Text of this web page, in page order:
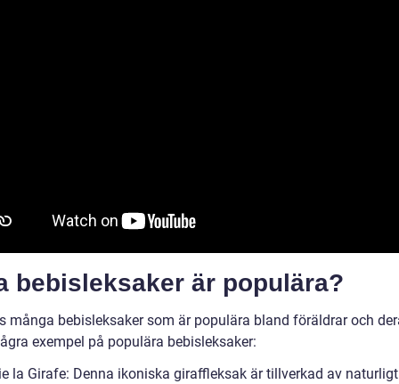
bebisleksaker är populära?
många bebisleksaker som är populära bland föräldrar och
exempel på populära bebisleksaker:
la Girafe: Denna ikoniska giraffleksak är tillverkad av